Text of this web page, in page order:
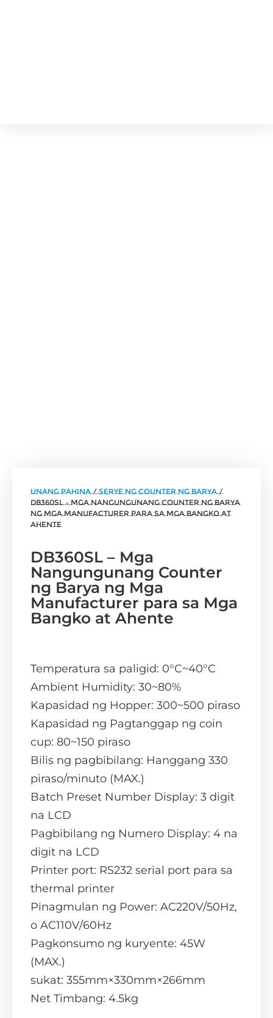
unang pahina/Serye ng Counter ng Barya/
DB360SL – Mga Nangungunang Counter ng Barya
ng Mga Manufacturer para sa Mga Bangko at
Ahente
DB360SL – Mga
Nangungunang Counter
ng Barya ng Mga
Manufacturer para sa Mga
Bangko at Ahente
Temperatura sa paligid: 0°C~40°C
Ambient Humidity: 30~80%
Kapasidad ng Hopper: 300~500 piraso
Kapasidad ng Pagtanggap ng coin
cup: 80~150 piraso
Bilis ng pagbibilang: Hanggang 330
piraso/minuto (MAX.)
Batch Preset Number Display: 3 digit
na LCD
Pagbibilang ng Numero Display: 4 na
digit na LCD
Printer port: RS232 serial port para sa
thermal printer
Pinagmulan ng Power: AC220V/50Hz,
o AC110V/60Hz
Pagkonsumo ng kuryente: 45W
(MAX.)
sukat: 355mm×330mm×266mm
Net Timbang: 4.5kg